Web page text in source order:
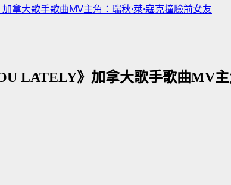
加拿大歌手歌曲MV主角：瑞秋·萊·寇克撞臉前女友
LATELY》加拿大歌手歌曲MV主